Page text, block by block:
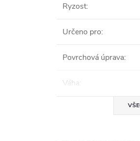
Ryzost:
Určeno pro:
Povrchová úprava:
Váha: